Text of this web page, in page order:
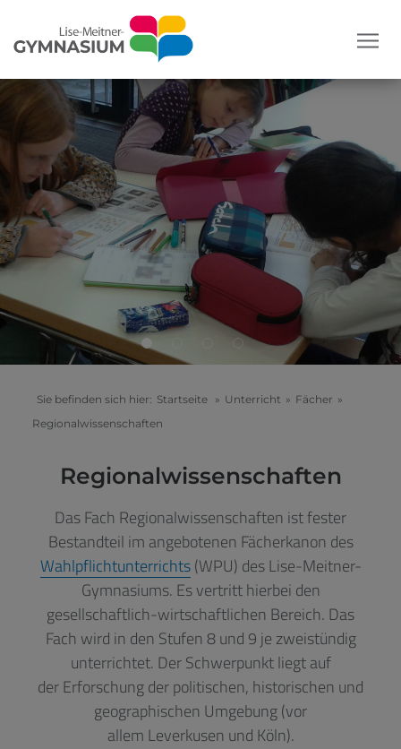
Sie befinden sich hier: Startseite » Unterricht » Fächer »
Regionalwissenschaften
Regionalwissenschaften
Das Fach Regionalwissenschaften ist fester
Bestandteil im angebotenen Fächerkanon des
Wahlpflichtunterrichts(WPU) des Lise-Meitner-
Gymnasiums. Es vertritt hierbei den
gesellschaftlich-wirtschaftlichen Bereich. Das
Fach wird in den Stufen 8 und 9 je zweistündig
unterrichtet. Der Schwerpunkt liegt auf
der Erforschung der politischen, historischen und
geographischen Umgebung (vor
allem Leverkusen und Köln).